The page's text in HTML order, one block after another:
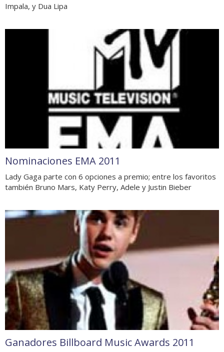
Impala, y Dua Lipa
Nominaciones EMA 2011
Lady Gaga parte con 6 opciones a premio; entre los favoritos
también Bruno Mars, Katy Perry, Adele y Justin Bieber
Ganadores Billboard Music Awards 2011